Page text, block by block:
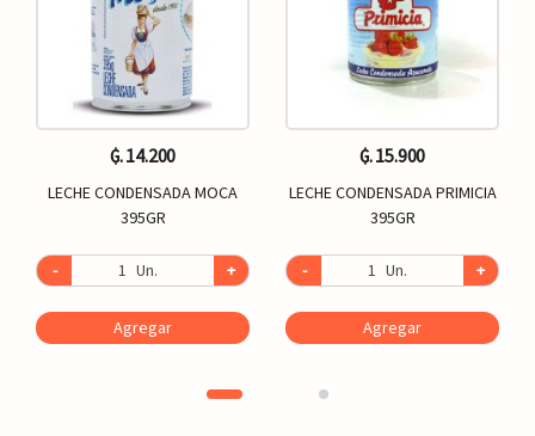
₲. 14.200
LECHE CONDENSADA MOCA
395GR
- Un. +
Agregar
₲. 15.900
LECHE CONDENSADA PRIMICIA
395GR
- Un. +
Agregar